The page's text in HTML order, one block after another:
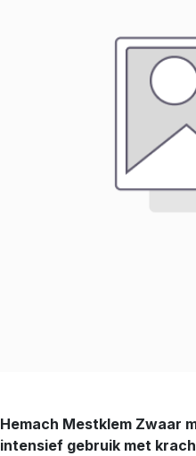
Hemach Mestklem Zwaar
intensief gebruik met